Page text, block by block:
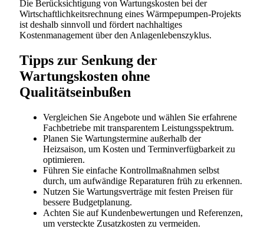
Die Berücksichtigung von Wartungskosten bei der
Wirtschaftlichkeitsrechnung eines Wärmpepumpen-Projekts
ist deshalb sinnvoll und fördert nachhaltiges
Kostenmanagement über den Anlagenlebenszyklus.
Tipps zur Senkung der
Wartungskosten ohne
Qualitätseinbußen
Vergleichen Sie Angebote und wählen Sie erfahrene
Fachbetriebe mit transparentem Leistungsspektrum.
Planen Sie Wartungstermine außerhalb der
Heizsaison, um Kosten und Terminverfügbarkeit zu
optimieren.
Führen Sie einfache Kontrollmaßnahmen selbst
durch, um aufwändige Reparaturen früh zu erkennen.
Nutzen Sie Wartungsverträge mit festen Preisen für
bessere Budgetplanung.
Achten Sie auf Kundenbewertungen und Referenzen,
um versteckte Zusatzkosten zu vermeiden.